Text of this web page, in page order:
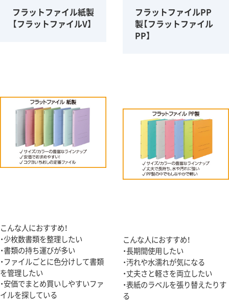
フラットファイル紙製
【フラットファイルV】
こんな人におすすめ！
・少枚数書類を整理したい
・書類の持ち運びが多い
・ファイルごとに色分けして書類
を管理したい
・安価でまとめ買いしやすいファ
イルを探している
フラットファイルPP
製【フラットファイル
PP】
こんな人におすすめ！
・長期間使用したい
・汚れや水濡れが気になる
・丈夫さと軽さを両立したい
・表紙のラベルを張り替えたりす
る